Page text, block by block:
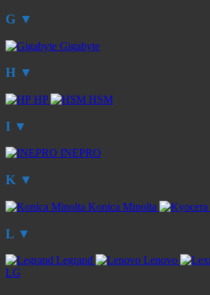
G ▼
Gigabyte
H ▼
HP HSM
I ▼
INEPRO
K ▼
Konica Minolta
L ▼
Legrand Lenovo
LG